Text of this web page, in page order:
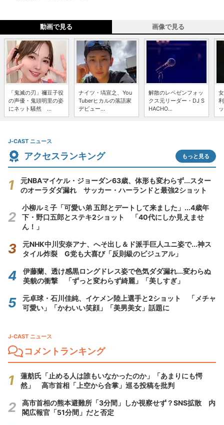
動画で見る 画像で見る
「鬼滅の刃」禰豆子役
の声優・鬼頭明里の姿
にネット騒然 ...
ナイツ・塙宣之、You
Tuberヒカルの落語家
デビュー...
解散のレペゼンフォッ
クス元リーダー・DJ S
HACHO...
J-CAST ニュース
アクセスランキング もっと見る
元NBAマイケル・ジョーダン63歳、体形も変わらず...スター
のオーラダダ漏れ サッカー・ハーランドと最強2ショット
小柳ルミ子「可愛い弟 五郎とデートして来ました」...4歳年
下・野口五郎とステキ2ショット 「40代にしか見えませ
ん！」
元NHK中川安奈アナ、へそ出し＆ド派手巨人ユニ姿で...神ス
タイル炸裂 G党も大喜び「反則級のビジュアル」
伊藤蘭、透け感黒ロングドレス姿で色気ダダ漏れ...変わらぬ
美貌の衝撃 「ずっと変わらず綺麗」「美しすぎ」
元卓球・石川佳純、イケメン陸上選手と2ショット 「メチャ
可愛い」「かわいい笑顔」「美男美女」話題に
J-CAST ニュース
コメントランキング
蓮舫氏「止める人は誰もいなかったのか」「あまりにも愕
然」 高市首相「上空から合掌」巡る投稿を批判
高市首相の熊本避難所「3分間」しか視察せず？SNS拡散 内
閣広報官「51分間」だと否定